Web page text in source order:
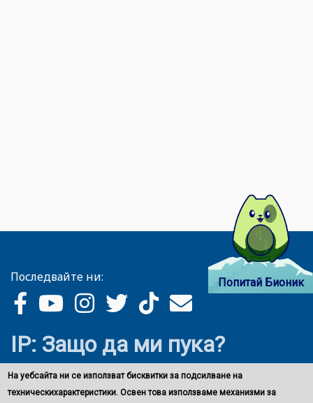
Попитай Бионик
Последвайте ни:
IP: Защо да ми пука?
На уебсайта ни се използват бисквитки за подсилване на
техническихарактеристики. Освен това използваме механизми за